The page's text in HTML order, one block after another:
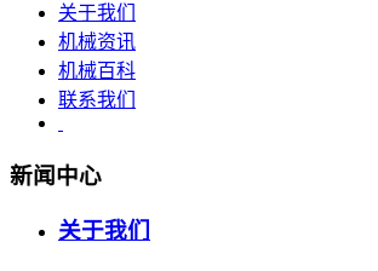
关于我们
机械资讯
机械百科
联系我们
新闻中心
关于我们